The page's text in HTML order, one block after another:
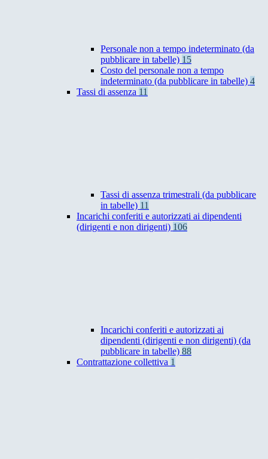
Personale non a tempo indeterminato (da
pubblicare in tabelle) 15
Costo del personale non a tempo
indeterminato (da pubblicare in tabelle) 4
Tassi di assenza 11
Tassi di assenza trimestrali (da pubblicare
in tabelle) 11
Incarichi conferiti e autorizzati ai dipendenti
(dirigenti e non dirigenti) 106
Incarichi conferiti e autorizzati ai
dipendenti (dirigenti e non dirigenti) (da
pubblicare in tabelle) 88
Contrattazione collettiva 1